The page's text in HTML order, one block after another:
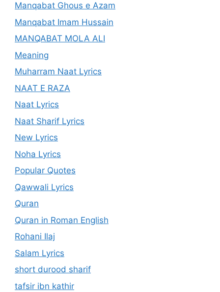
Manqabat Ghous e Azam
Manqabat Imam Hussain
MANQABAT MOLA ALI
Meaning
Muharram Naat Lyrics
NAAT E RAZA
Naat Lyrics
Naat Sharif Lyrics
New Lyrics
Noha Lyrics
Popular Quotes
Qawwali Lyrics
Quran
Quran in Roman English
Rohani Ilaj
Salam Lyrics
short durood sharif
tafsir ibn kathir